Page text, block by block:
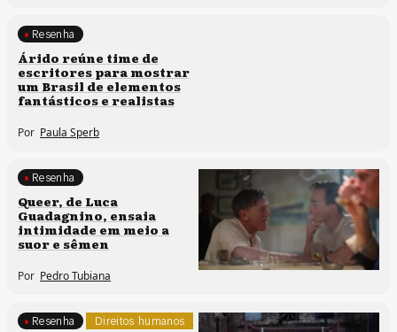
Processos artísticos
Resenha
Árido reúne time de
escritores para mostrar
um Brasil de elementos
fantásticos e realistas
Por Paula Sperb
Processos artísticos
Resenha
Queer, de Luca
Guadagnino, ensaia
intimidade em meio a
suor e sêmen
Por Pedro Tubiana
Direitos humanos
Resenha